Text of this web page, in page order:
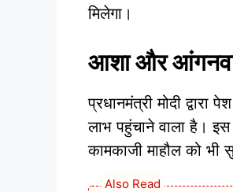
मिलेगा।
आशा और
प्रधानमंत्री मोदी
लाभ पहुंचाने वाला है।
कामकाजी माहौल को भी
Also Read